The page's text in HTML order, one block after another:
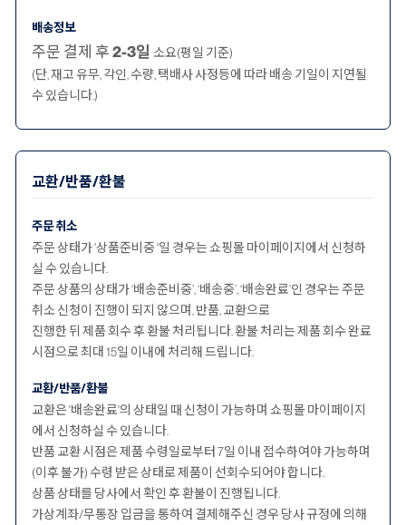
배송정보
주문 결제 후2-3일 소요(평일 기준)
(단, 재고 유무, 각인, 수량, 택배사 사정등에 따라 배송 기일이 지연될
수 있습니다.)
교환/반품/환불
주문 취소
주문 상태가 '상품준비중 '일 경우는 쇼핑몰 마이페이지에서 신청하
실 수 있습니다.
주문 상품의 상태가 ‘배송준비중’, ‘배송중’, ‘배송완료’인 경우는 주문
취소 신청이 진행이 되지 않으며, 반품, 교환으로
진행한 뒤 제품 회수 후 환불 처리됩니다. 환불 처리는 제품 회수 완료
시점으로 최대 15일 이내에 처리해 드립니다.
교환/반품/환불
교환은 '배송완료'의 상태일 때 신청이 가능하며 쇼핑몰 마이페이지
에서 신청하실 수 있습니다.
반품 교환 시점은 제품 수령일로부터 7일 이내 접수하여야 가능하며
(이후 불가) 수령 받은 상태로 제품이 선회수되어야 합니다.
상품 상태를 당사에서 확인 후 환불이 진행됩니다.
가상계좌/무통장 입금을 통하여 결제해주신 경우 당사 규정에 의해